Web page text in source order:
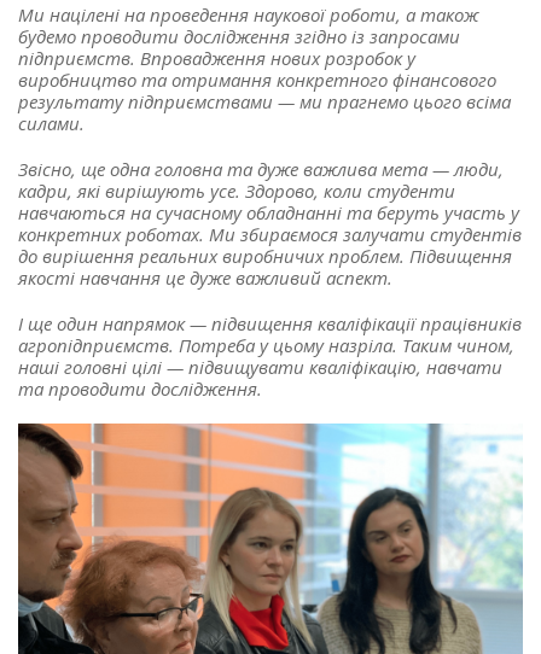
Ми націлені на проведення наукової роботи, а також
будемо проводити дослідження згідно із запросами
підприємств. Впровадження нових розробок у
виробництво та отримання конкретного фінансового
результату підприємствами — ми прагнемо цього всіма
силами.
Звісно, ​​ще одна головна та дуже важлива мета — люди,
кадри, які вирішують усе. Здорово, коли студенти
навчаються на сучасному обладнанні та беруть участь у
конкретних роботах. Ми збираємося залучати студентів
до вирішення реальних виробничих проблем. Підвищення
якості навчання це дуже важливий аспект.
І ще один напрямок — підвищення кваліфікації працівників
агропідприємств. Потреба у цьому назріла. Таким чином,
наші головні цілі — підвищувати кваліфікацію, навчати
та проводити дослідження.